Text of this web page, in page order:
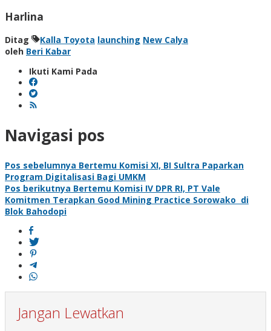
Harlina
Ditag Kalla Toyota launching New Calya
oleh Beri Kabar
Ikuti Kami Pada
Navigasi pos
Pos sebelumnya Bertemu Komisi XI, BI Sultra Paparkan
Program Digitalisasi Bagi UMKM
Pos berikutnya Bertemu Komisi IV DPR RI, PT Vale
Komitmen Terapkan Good Mining Practice Sorowako di
Blok Bahodopi
Jangan Lewatkan